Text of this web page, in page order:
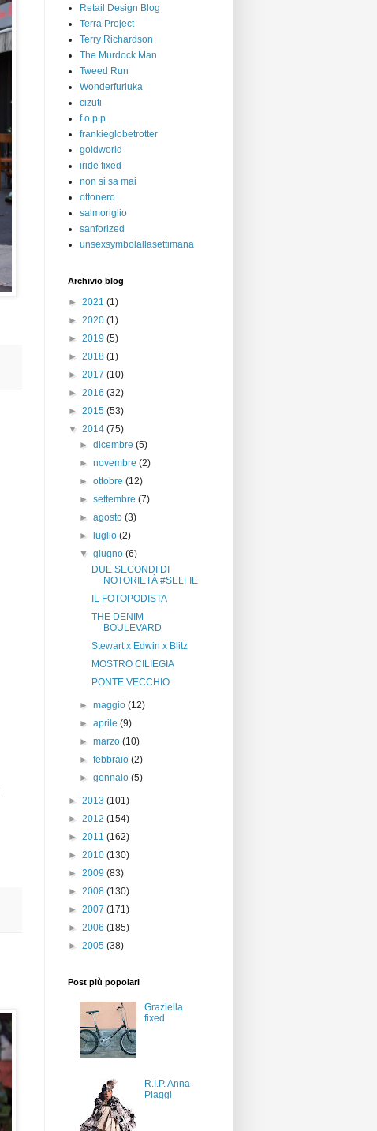
Retail Design Blog
Terra Project
Terry Richardson
The Murdock Man
Tweed Run
Wonderfurluka
cizuti
f.o.p.p
frankieglobetrotter
goldworld
iride fixed
non si sa mai
ottonero
salmoriglio
sanforized
unsexsymbolallasettimana
Archivio blog
► 2021 (1)
► 2020 (1)
► 2019 (5)
► 2018 (1)
► 2017 (10)
► 2016 (32)
► 2015 (53)
▼ 2014 (75)
►dicembre(5)
►novembre(2)
►ottobre(12)
►settembre(7)
►agosto(3)
►
luglio(2)
▼giugno(6)
DUE SECONDI DI
NOTORIETÀ #SELFIE
IL FOTOPODISTA
THE DENIM
BOULEVARD
Stewart x Edwin x Blitz
MOSTRO CILIEGIA
PONTE VECCHIO
►maggio(12)
►aprile(9)
►marzo(10)
►febbraio(2)
►gennaio(5)
► 2013 (101)
► 2012 (154)
► 2011 (162)
► 2010 (130)
► 2009 (83)
► 2008 (130)
► 2007 (171)
► 2006 (185)
► 2005 (38)
Post più popolari
Graziella
fixed
R.I.P. Anna
Piaggi